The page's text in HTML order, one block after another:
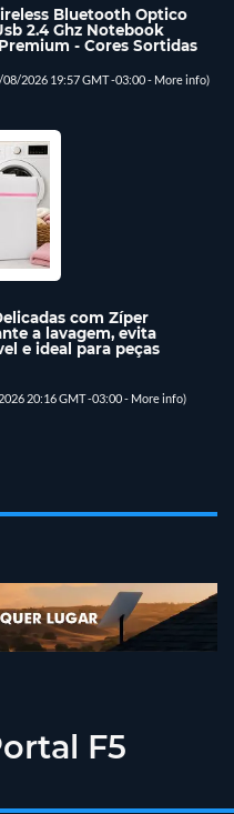
Bluetooth Optico
2.4 Ghz Notebook
- Cores Sortidas
08/2026 19:57 GMT -03:00 - More info)
com Zíper
a lavagem, evita
e ideal para peças
20:16 GMT -03:00 - More info)
F5